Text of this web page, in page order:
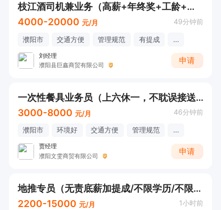
枝江酒司机兼业务（高薪+年终奖+工龄+节日福利）
4000-20000 元/月 49分钟前
濮阳市 交通方便 管理规范 有提成 ...
刘经理
濮阳县巨鑫商贸有限公司
申请
一次性餐具业务员（上六休一，不耽误接送孩子，直接打电话）
3000-8000 元/月 46分钟前
濮阳市 环境好 交通方便 管理规范 ...
贾经理
濮阳文雯商贸有限公司
申请
地推专员（无责底薪加提成/不限学历/不限经验/不耽误接孩子/食补车补）
2200-15000 元/月 1小时前